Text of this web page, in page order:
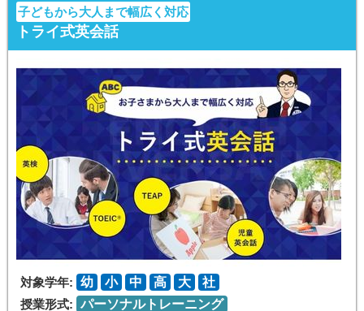
子どもから大人まで幅広く対応
トライ式英会話
対象学年: 幼 小 中 高 大
社
授業形式: パーソナルトレーニング